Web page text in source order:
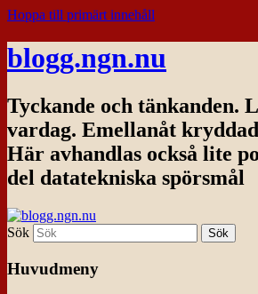
Hoppa till primärt innehåll
blogg.ngn.nu
Tyckande och tänkanden.
vardag. Emellanåt
Här avhandlas också lite
del datatekniska spörsmål
Sök
Huvudmeny